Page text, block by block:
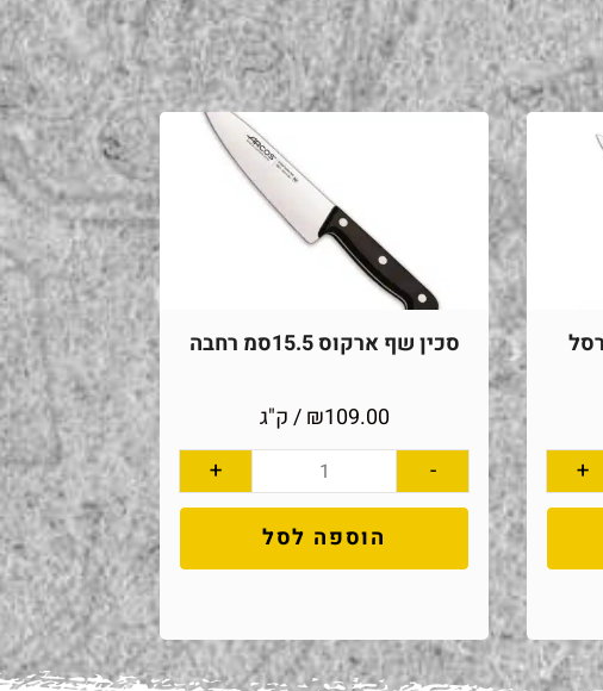
+
סכין שף ארקוס 15.5סמ רחבה
₪109.00 / ק"ג
-
+
הוספה לסל